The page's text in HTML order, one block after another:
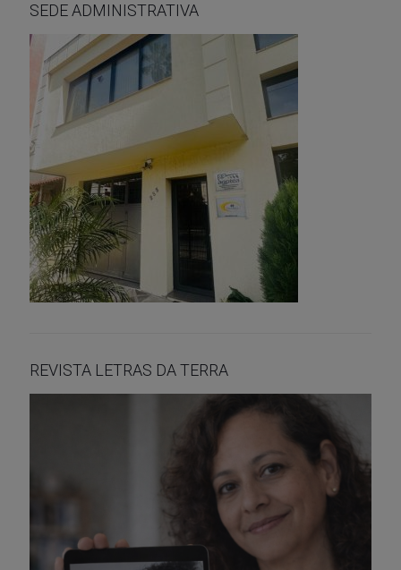
SEDE ADMINISTRATIVA
REVISTA LETRAS DA TERRA